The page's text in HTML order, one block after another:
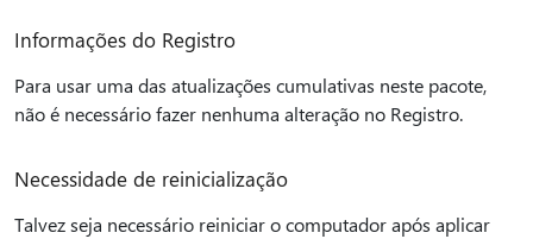
Informações do Registro
Para usar uma das atualizações cumulativas neste pacote,
não é necessário fazer nenhuma alteração no Registro.
Necessidade de reinicialização
Talvez seja necessário reiniciar o computador após aplicar